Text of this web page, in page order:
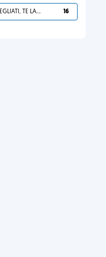
SVEGLIATI, TE LA SEI CERCATA! 16